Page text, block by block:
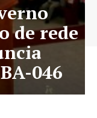
de rede
046